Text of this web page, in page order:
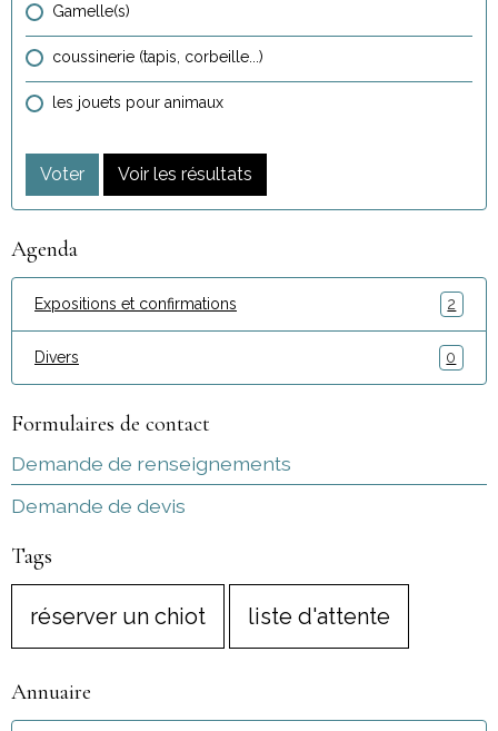
Gamelle(s)
coussinerie (tapis, corbeille...)
les jouets pour animaux
Voter Voir les résultats
Agenda
Expositions et confirmations 2
Divers 0
Formulaires de contact
Demande de renseignements
Demande de devis
Tags
réserver un chiot liste d'attente
Annuaire